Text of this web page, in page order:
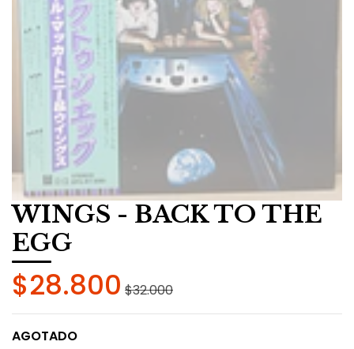
WINGS - BACK TO THE
EGG
$28.800 $32.000
AGOTADO